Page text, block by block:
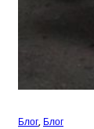
Блог, Блог